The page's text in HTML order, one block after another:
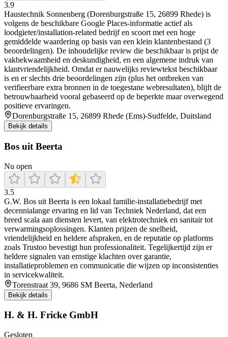
3.9
Haustechnik Sonnenberg (Dorenburgstraße 15, 26899 Rhede) is
volgens de beschikbare Google Places-informatie actief als
loodgieter/installation-related bedrijf en scoort met een hoge
gemiddelde waardering op basis van een klein klantenbestand (3
beoordelingen). De inhoudelijke review die beschikbaar is prijst de
vakbekwaamheid en deskundigheid, en een algemene indruk van
klantvriendelijkheid. Omdat er nauwelijks reviewtekst beschikbaar
is en er slechts drie beoordelingen zijn (plus het ontbreken van
verifieerbare extra bronnen in de toegestane webresultaten), blijft de
betrouwbaarheid vooral gebaseerd op de beperkte maar overwegend
positieve ervaringen.
Dorenburgstraße 15, 26899 Rhede (Ems)-Sudfelde, Duitsland
Bekijk details
Bos uit Beerta
Nu open
3.5
G.W. Bos uit Beerta is een lokaal familie-installatiebedrijf met
decennialange ervaring en lid van Techniek Nederland, dat een
breed scala aan diensten levert, van elektrotechniek en sanitair tot
verwarmingsoplossingen. Klanten prijzen de snelheid,
vriendelijkheid en heldere afspraken, en de reputatie op platforms
zoals Trustoo bevestigt hun professionaliteit. Tegelijkertijd zijn er
heldere signalen van ernstige klachten over garantie,
installatieproblemen en communicatie die wijzen op inconsistenties
in servicekwaliteit.
Torenstraat 39, 9686 SM Beerta, Nederland
Bekijk details
H. & H. Fricke GmbH
Gesloten